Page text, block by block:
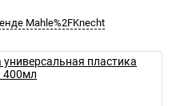
Mahle%2FKnecht